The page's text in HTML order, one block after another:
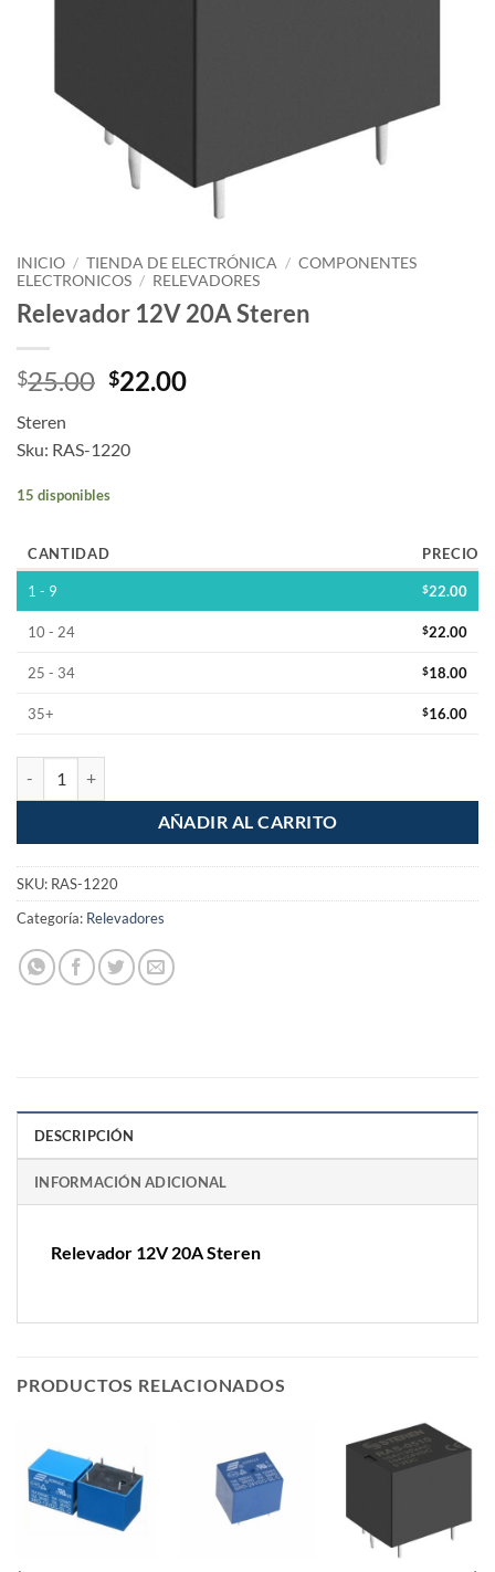
INICIO / TIENDA DE ELECTRÓNICA / COMPONENTES
ELECTRONICOS / RELEVADORES
Relevador 12V 20A Steren
$25.00 $22.00
Steren
Sku: RAS-1220
15 disponibles
CANTIDAD PRECIO
1 - 9 $22.00
10 - 24 $22.00
25 - 34 $18.00
35+ $16.00
AÑADIR AL CARRITO
SKU: RAS-1220
Categoría: Relevadores
DESCRIPCIÓN
INFORMACIÓN ADICIONAL
Relevador 12V 20A Steren
PRODUCTOS RELACIONADOS